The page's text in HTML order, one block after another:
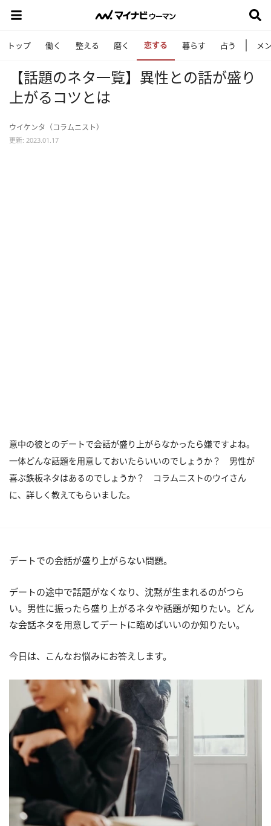
トップ 働く 整える 磨く 恋する 暮らす 占う メ
【話題のネタ一覧】異性との話が盛り
上がるコツとは
ウイケンタ（コラムニスト）
更新: 2023.01.17
意中の彼とのデートで会話が盛り上がらなかったら嫌ですよね。
一体どんな話題を用意しておいたらいいのでしょうか？ 男性が
喜ぶ鉄板ネタはあるのでしょうか？ コラムニストのウイさん
に、詳しく教えてもらいました。
デートでの会話が盛り上がらない問題。
デートの途中で話題がなくなり、沈黙が生まれるのがつら
い。男性に振ったら盛り上がるネタや話題が知りたい。どん
な会話ネタを用意してデートに臨めばいいのか知りたい。
今日は、こんなお悩みにお答えします。